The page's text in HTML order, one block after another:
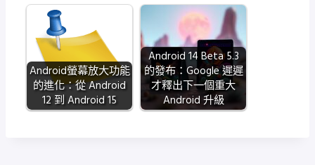
Android螢幕放大功能
的進化：從 Android
12 到 Android 15
Android 14 Beta 5.3
的發布：Google 遲遲
才釋出下一個重大
Android 升級